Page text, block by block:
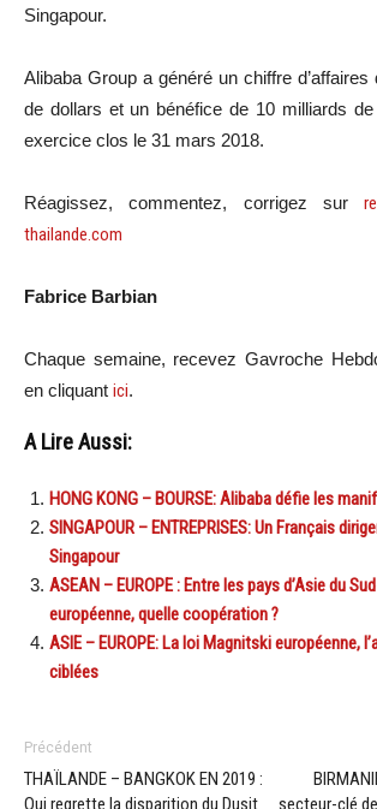
Singapour.
Alibaba Group a généré un chiffre d’affaires
de dollars et un bénéfice de 10 milliards
exercice clos le 31 mars 2018.
Réagissez, commentez, corrigez sur
thailande.com
Fabrice Barbian
Chaque semaine, recevez Gavroche
en cliquant ici.
A Lire Aussi:
HONG KONG – BOURSE: Alibaba défie les
SINGAPOUR – ENTREPRISES: Un Français
Singapour
ASEAN – EUROPE : Entre les pays d’Asie du
européenne, quelle coopération ?
ASIE – EUROPE: La loi Magnitski européenne,
ciblées
Précédent
THAÏLANDE – BANGKOK EN 2019 :
Qui regrette la disparition du Dusit
secteur-clé